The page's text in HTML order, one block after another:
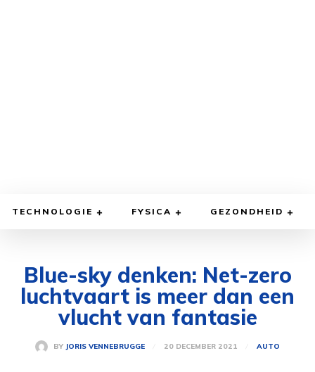
TECHNOLOGIE FYSICA GEZONDHEID
Blue-sky denken: Net-zero
luchtvaart is meer dan een
vlucht van fantasie
BY JORIS VENNEBRUGGE 20 DECEMBER 2021 AUTO